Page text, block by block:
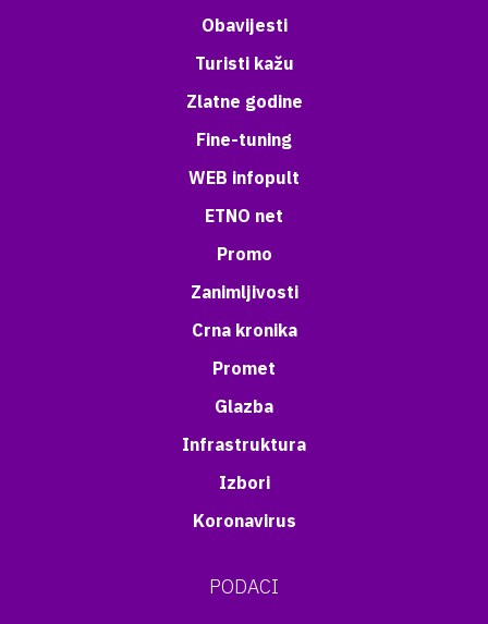
Obavijesti
Turisti kažu
Zlatne godine
Fine-tuning
WEB infopult
ETNO net
Promo
Zanimljivosti
Crna kronika
Promet
Glazba
Infrastruktura
Izbori
Koronavirus
PODACI